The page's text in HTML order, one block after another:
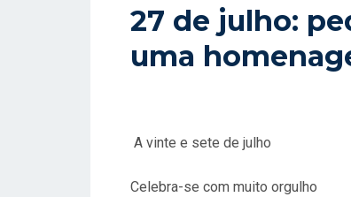
S
A
E
27 de julho:
uma
A vinte e sete de julho
Celebra-se com muito orgulho